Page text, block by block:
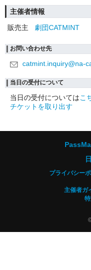
主催者情報
販売主
劇団CATMINT
お問い合わせ先
catmint.inquiry@na-
当日の受付について
当日の受付についてはこ
チケットを取り出す
プライバシー
主催者ガ